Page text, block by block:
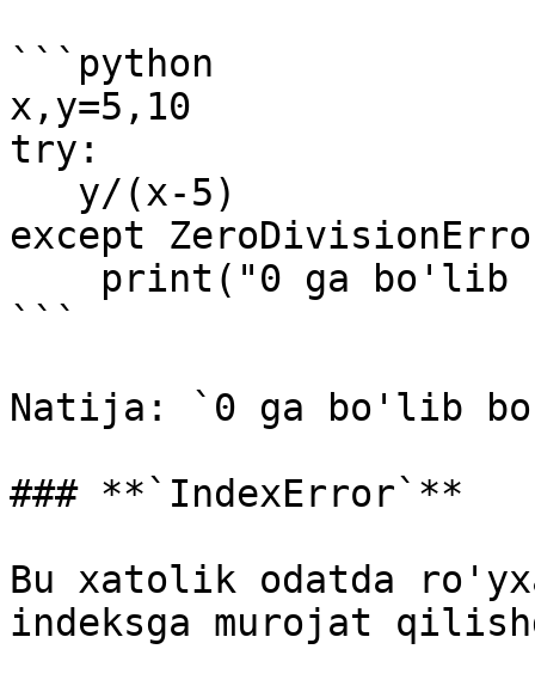
```python
x,y=5,10
try:
except
```
Natija: `0 ga bo'lib
### **`IndexError`**
Bu xatolik odatda
indeksga murojat